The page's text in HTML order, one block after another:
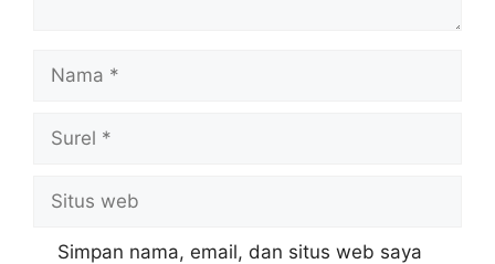
web
Simpan nama, email, dan situs web saya